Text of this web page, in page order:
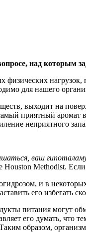
физических
для нашего
выходит на
приятный
неприятного
ваш
Methodist.
и в
его избегать
питания могут
его думать, что
образом,